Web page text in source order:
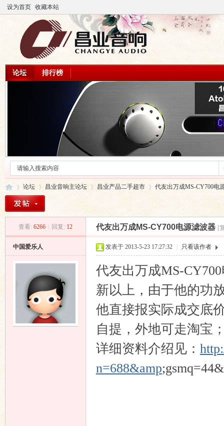
设为首页 收藏本站
论坛 排行榜
论坛
›
昌业音响主论坛 昌业产品二手超市
›
代友出万成MS-CY700电
查看: 6266 回复: 12 代友出万成MS-CY700电源滤波器 [
中国爱乐人 发表于 2013-5-23 17:27:32 只看该作者
代友出万成MS-
新以上，由于他的功
他直接报实际成交底
自提，外地可走淘宝
详细资料介绍见：
n=688&amp